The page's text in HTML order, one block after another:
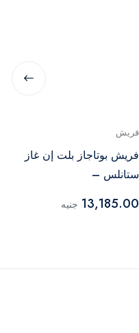
فريش
فريش بوتاجاز بلت إن غاز
ستانلس –
13,185.00 جنيه